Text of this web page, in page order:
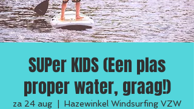
SUPer KIDS (Een plas
proper water, graag!)
za 24 aug Hazewinkel Windsurfing VZW